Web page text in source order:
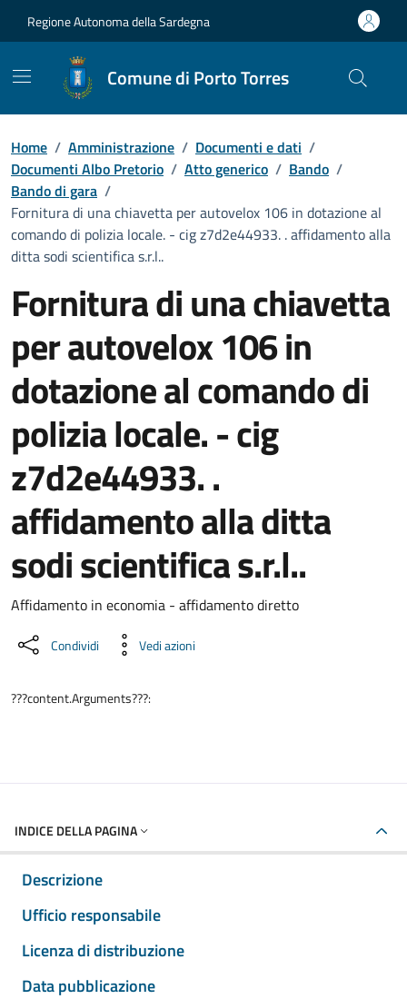
Regione Autonoma della Sardegna
Comune di Porto Torres
Home / Amministrazione / Documenti e dati /
Documenti Albo Pretorio / Atto generico / Bando /
Bando di gara /
Fornitura di una chiavetta per autovelox 106 in dotazione al
comando di polizia locale. - cig z7d2e44933. . affidamento alla
ditta sodi scientifica s.r.l..
Fornitura di una chiavetta
per autovelox 106 in
dotazione al comando di
polizia locale. - cig
z7d2e44933. .
affidamento alla ditta
sodi scientifica s.r.l..
Dettaglio del documento
Affidamento in economia - affidamento diretto
Condividi Vedi azioni
???content.Arguments???:
INDICE DELLA PAGINA
Descrizione
Ufficio responsabile
Licenza di distribuzione
Data pubblicazione